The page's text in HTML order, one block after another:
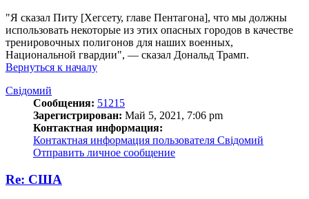
"Я сказал Питу [Хегсету, главе Пентагона], что мы должны
использовать некоторые из этих опасных городов в качестве
тренировочных полигонов для наших военных,
Национальной гвардии", — сказал Дональд Трамп.
Вернуться к началу
Свідомий
Сообщения: 51215
Зарегистрирован: Май 5, 2021, 7:06 pm
Контактная информация:
Контактная информация пользователя Свідомий
Отправить личное сообщение
Re: США